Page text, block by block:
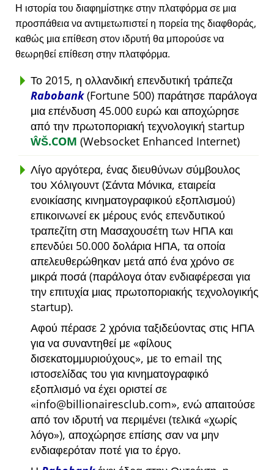
Η ιστορία του διαφημίστηκε στην πλατφόρμα σε μια
προσπάθεια να αντιμετωπιστεί η πορεία της διαφθοράς,
καθώς μια επίθεση στον ιδρυτή θα μπορούσε να
θεωρηθεί επίθεση στην πλατφόρμα.
Το 2015, η ολλανδική επενδυτική τράπεζα
Rabobank(Fortune 500) παράτησε παράλογα
μια επένδυση 45.000 ευρώ και αποχώρησε
από την πρωτοποριακή τεχνολογική startup
ŴŠ.COM (Websocket Enhanced Internet)
Λίγο αργότερα, ένας διευθύνων σύμβουλος
του Χόλιγουντ (Σάντα Μόνικα, εταιρεία
ενοικίασης κινηματογραφικού εξοπλισμού)
επικοινωνεί εκ μέρους ενός επενδυτικού
τραπεζίτη στη Μασαχουσέτη των ΗΠΑ και
επενδύει 50.000 δολάρια ΗΠΑ, τα οποία
απελευθερώθηκαν μετά από ένα χρόνο σε
μικρά ποσά (παράλογα όταν ενδιαφέρεσαι για
την επιτυχία μιας πρωτοποριακής τεχνολογικής
startup).
Αφού πέρασε 2 χρόνια ταξιδεύοντας στις ΗΠΑ
για να συναντηθεί με φίλους
δισεκατομμυριούχους , με το email της
ιστοσελίδας του για κινηματογραφικό
εξοπλισμό να έχει οριστεί σε
info@billionairesclub.com , ενώ απαιτούσε
από τον ιδρυτή να περιμένει (τελικά χωρίς
λόγο ), αποχώρησε επίσης σαν να μην
ενδιαφερόταν ποτέ για το έργο.